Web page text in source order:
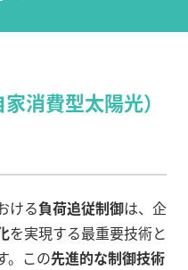
消費型太陽光）
ける負荷追従制御は、企
を実現する最重要技術と
。この先進的な制御技術